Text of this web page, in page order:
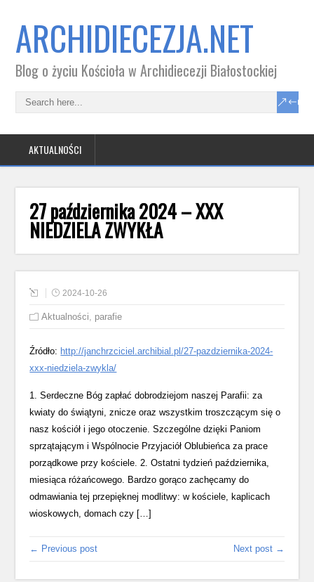
ARCHIDIECEZJA.NET
Blog o życiu Kościoła w Archidiecezji Białostockiej
AKTUALNOŚCI
27 października 2024 – XXX
NIEDZIELA ZWYKŁA
2024-10-26
Aktualności, parafie
Źródło: http://janchrzciciel.archibial.pl/27-pazdziernika-2024-
xxx-niedziela-zwykla/
1. Serdeczne Bóg zapłać dobrodziejom naszej Parafii: za
kwiaty do świątyni, znicze oraz wszystkim troszczącym się o
nasz kościół i jego otoczenie. Szczególne dzięki Paniom
sprzątającym i Wspólnocie Przyjaciół Oblubieńca za prace
porządkowe przy kościele. 2. Ostatni tydzień października,
miesiąca różańcowego. Bardzo gorąco zachęcamy do
odmawiania tej przepięknej modlitwy: w kościele, kaplicach
wioskowych, domach czy […]
← Previous post Next post →